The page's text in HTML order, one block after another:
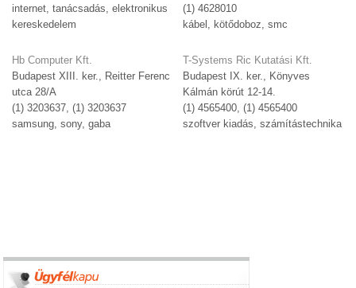
internet, tanácsadás, elektronikus
kereskedelem
Hb Computer Kft.
Budapest XIII. ker., Reitter Ferenc
utca 28/A
(1) 3203637, (1) 3203637
samsung, sony, gaba
(1) 4628010
kábel, kötődoboz, smc
T-Systems Ric Kutatási Kft.
Budapest IX. ker., Könyves
Kálmán körút 12-14.
(1) 4565400, (1) 4565400
szoftver kiadás, számítástechnika